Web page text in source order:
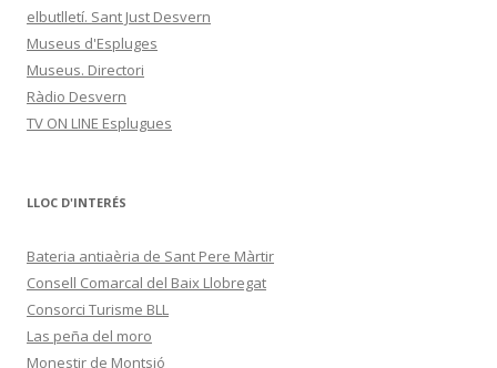
elbutlletí. Sant Just Desvern
Museus d'Espluges
Museus. Directori
Ràdio Desvern
TV ON LINE Esplugues
LLOC D'INTERÉS
Bateria antiaèria de Sant Pere Màrtir
Consell Comarcal del Baix Llobregat
Consorci Turisme BLL
Las peña del moro
Monestir de Montsió